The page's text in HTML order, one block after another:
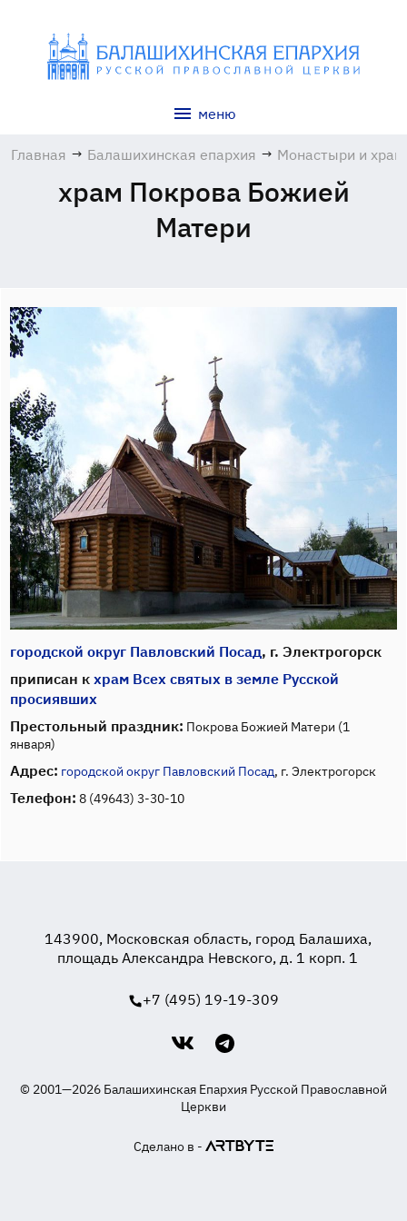
меню
Главная → Балашихинская епархия → Монастыри и
храм Покрова Божией
Матери
городской округ Павловский Посад, г. Электрогорск
приписан к храм Всех святых в земле Русской
просиявших
Престольный праздник: Покрова Божией Матери (1
января)
Адрес: городской округ Павловский Посад, г. Электрогорск
Телефон: 8 (49643) 3-30-10
143900, Московская область, город Балашиха,
площадь Александра Невского, д. 1 корп. 1
+7 (495) 19-19-309
© 2001—2026 Балашихинская Епархия Русской Православной
Церкви
Сделано в -